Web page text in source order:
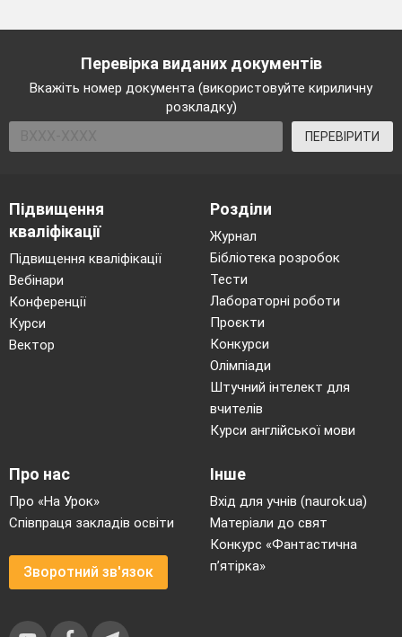
Перевірка виданих документів
Вкажіть номер документа (використовуйте кириличну
розкладку)
ПЕРЕВІРИТИ
Підвищення
кваліфікації
Підвищення кваліфікації
Вебінари
Конференції
Курси
Вектор
Розділи
Журнал
Бібліотека розробок
Тести
Лабораторні роботи
Проєкти
Конкурси
Олімпіади
Штучний інтелект для
вчителів
Курси англійської мови
Про нас
Про «На Урок»
Співпраця закладів освіти
Зворотний зв'язок
Інше
Вхід для учнів (naurok.ua)
Матеріали до свят
Конкурс «Фантастична
п’ятірка»